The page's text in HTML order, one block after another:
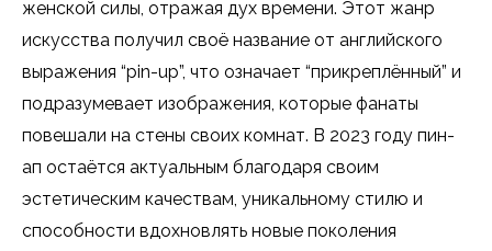
женской силы, отражая дух времени. Этот жанр
искусства получил своё название от английского
выражения “pin-up”, что означает “прикреплённый” и
подразумевает изображения, которые фанаты
повешали на стены своих комнат. В 2023 году пин-
ап остаётся актуальным благодаря своим
эстетическим качествам, уникальному стилю и
способности вдохновлять новые поколения